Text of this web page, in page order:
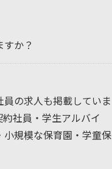
か？
の求人も掲載していま
社員・学生アルバイ
小規模な保育園・学童保